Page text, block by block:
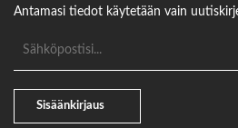
Antamasi tiedot käytetään vain
Sisäänkirjaus